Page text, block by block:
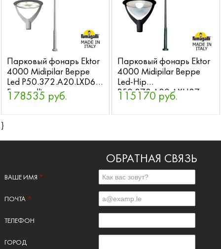
Парковый фонарь Ektor
4000 Midipilar Beppe
Led P50.372.A20.LXD6L
Fumagalli
178535 руб.
Парковый фонарь Ektor
4000 Midipilar Beppe
Led-Hip
P50.372.A20.AXH27
115170 руб.
}
ОБРАТНАЯ СВЯЗЬ
ВАШЕ ИМЯ *
ПОЧТА *
ТЕЛЕФОН
ГОРОД